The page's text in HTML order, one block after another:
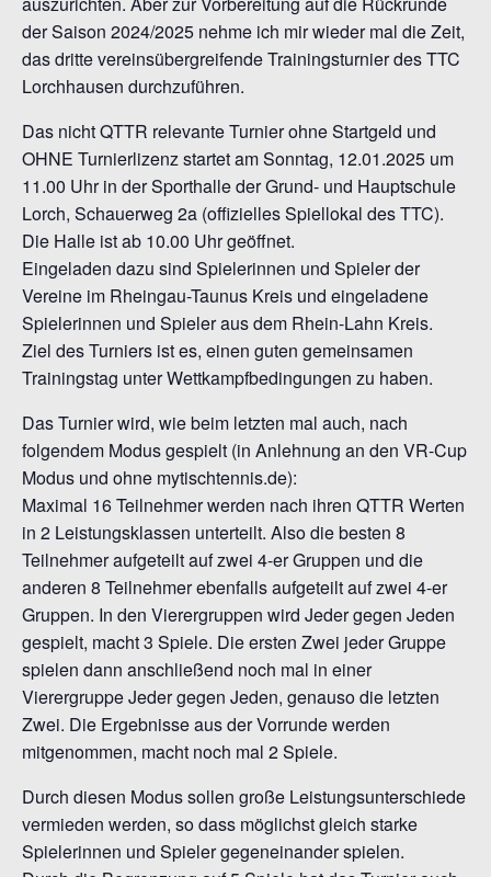
der Saison 2024/2025 nehme ich mir wieder mal die Zeit,
das dritte vereinsübergreifende Trainingsturnier des TTC
Lorchhausen durchzuführen.
Das nicht QTTR relevante Turnier ohne Startgeld und
OHNE Turnierlizenz startet am Sonntag, 12.01.2025 um
11.00 Uhr in der Sporthalle der Grund- und Hauptschule
Lorch, Schauerweg 2a (offizielles Spiellokal des TTC).
Die Halle ist ab 10.00 Uhr geöffnet.
Eingeladen dazu sind Spielerinnen und Spieler der
Vereine im Rheingau-Taunus Kreis und eingeladene
Spielerinnen und Spieler aus dem Rhein-Lahn Kreis.
Ziel des Turniers ist es, einen guten gemeinsamen
Trainingstag unter Wettkampfbedingungen zu haben.
Das Turnier wird, wie beim letzten mal auch, nach
folgendem Modus gespielt (in Anlehnung an den VR-Cup
Modus und ohne mytischtennis.de):
Maximal 16 Teilnehmer werden nach ihren QTTR Werten
in 2 Leistungsklassen unterteilt. Also die besten 8
Teilnehmer aufgeteilt auf zwei 4-er Gruppen und die
anderen 8 Teilnehmer ebenfalls aufgeteilt auf zwei 4-er
Gruppen. In den Vierergruppen wird Jeder gegen Jeden
gespielt, macht 3 Spiele. Die ersten Zwei jeder Gruppe
spielen dann anschließend noch mal in einer
Vierergruppe Jeder gegen Jeden, genauso die letzten
Zwei. Die Ergebnisse aus der Vorrunde werden
mitgenommen, macht noch mal 2 Spiele.
Durch diesen Modus sollen große Leistungsunterschiede
vermieden werden, so dass möglichst gleich starke
Spielerinnen und Spieler gegeneinander spielen.